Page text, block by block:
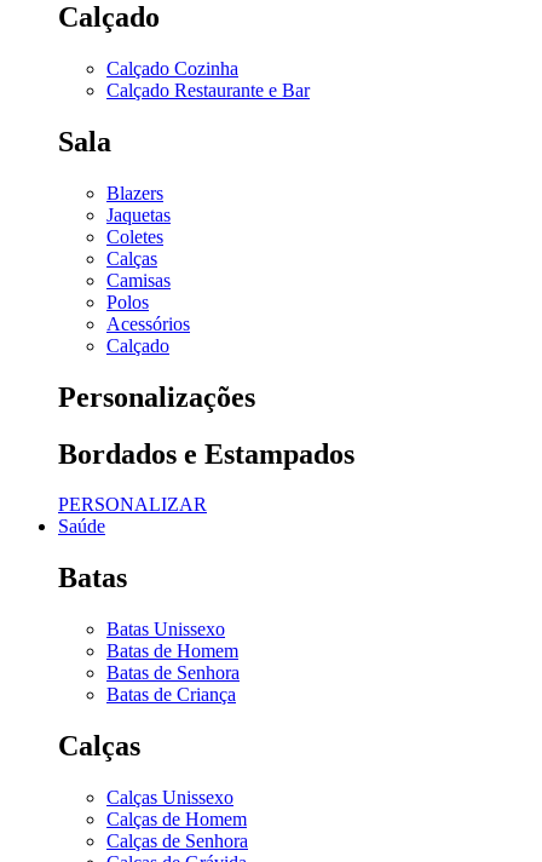
Calçado
Calçado Cozinha
Calçado Restaurante e Bar
Sala
Blazers
Jaquetas
Coletes
Calças
Camisas
Polos
Acessórios
Calçado
Personalizações
Bordados e Estampados
PERSONALIZAR
Saúde
Batas
Batas Unissexo
Batas de Homem
Batas de Senhora
Batas de Criança
Calças
Calças Unissexo
Calças de Homem
Calças de Senhora